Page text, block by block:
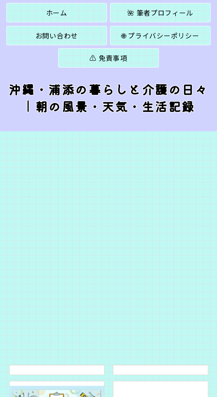
沖縄・浦添の暮らしと介護の日々
｜朝の風景・天気・生活記録
ホーム 🌺 筆者プロフィール
お問い合わせ 🌐 プライバシーポリシー
⚠️ 免責事項